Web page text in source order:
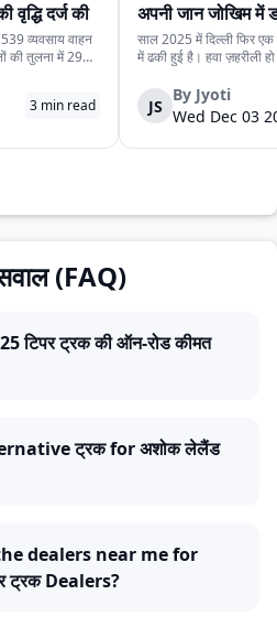
दर्ज की
व्यवसाय वाहन
की तुलना में 29%
दर्शाती है। घरेलू
3 min read
अपनी जान जोखिम
कर रहे हैं
साल 2025 में दिल्ली फिर
में ढकी हुई है। हवा ज़हरीली
रोज़ाना सड़क पर उतरते हैं।
क्योंकि दिल्ली की रोज़मर्रा...
JS
By Jyoti
Wed Dec 03
(FAQ)
टिपर ट्रक की ऑन-रोड कीमत
ट्रक for अशोक लेलैंड
dealers near me for
ट्रक Dealers?